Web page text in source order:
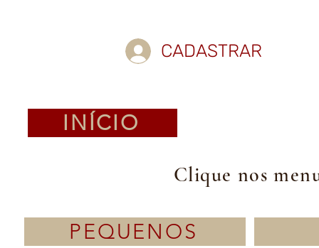
CADASTRAR
INÍCIO
Clique nos
PEQUENOS